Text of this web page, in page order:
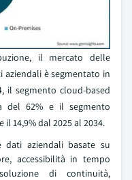
il mercato delle
aziendali è segmentato in
il segmento cloud-based
del 62% e il segmento
il 14,9% dal 2025 al 2034.
dati aziendali basate su
accessibilità in tempo
di continuità,